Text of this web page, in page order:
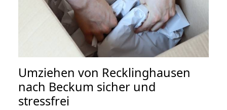
Umziehen von Recklinghausen
nach Beckum sicher und
stressfrei